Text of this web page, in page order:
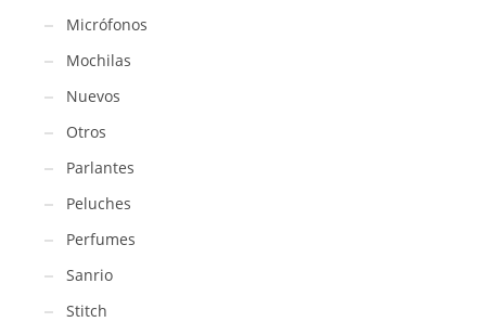
Micrófonos
Mochilas
Nuevos
Otros
Parlantes
Peluches
Perfumes
Sanrio
Stitch